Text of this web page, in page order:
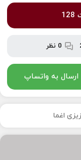
0 نظر
ارسال به واتساپ
اغما